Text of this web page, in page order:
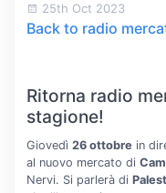
25th Oct 2023
Back to radio
Ritorna radio
stagione!
Giovedì 26 ottobrein
al nuovo mercato di
Nervi. Si parlerà di